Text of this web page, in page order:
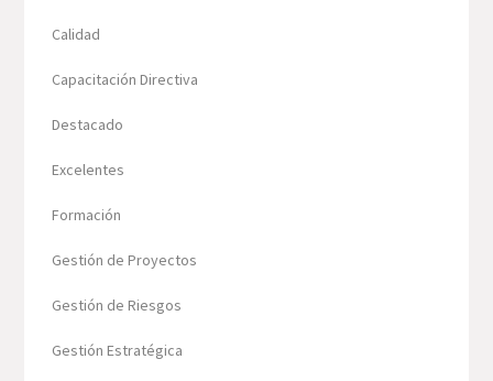
Calidad
Capacitación Directiva
Destacado
Excelentes
Formación
Gestión de Proyectos
Gestión de Riesgos
Gestión Estratégica